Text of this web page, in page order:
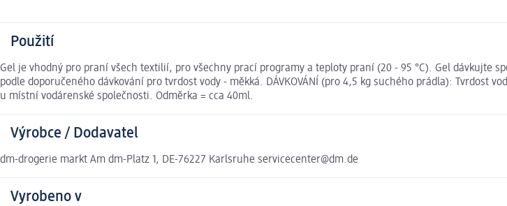
Použití
Gel je vhodný pro praní všech textilií, pro všechny prací programy a teploty praní (20 - 95 °C). Gel dávkujte
podle doporučeného dávkování pro tvrdost vody - měkká. DÁVKOVÁNÍ (pro 4,5 kg suchého prádla):
u místní vodárenské společnosti. Odměrka = cca 40ml.
Výrobce / Dodavatel
dm-drogerie markt Am dm-Platz 1, DE-76227 Karlsruhe servicecenter@dm.de
Vyrobeno v